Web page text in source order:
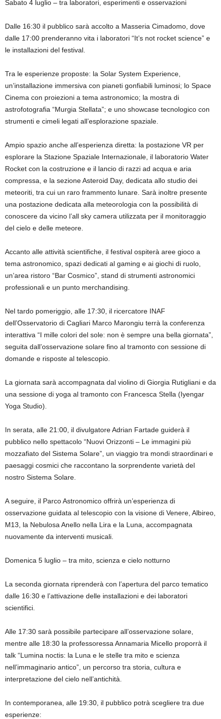
Sabato 4 luglio – tra laboratori, esperimenti e osservazioni
Dalle 16:30 il pubblico sarà accolto a Masseria Cimadomo, dove
dalle 17:00 prenderanno vita i laboratori “It’s not rocket science” e
le installazioni del festival.
Tra le esperienze proposte: la Solar System Experience,
un’installazione immersiva con pianeti gonfiabili luminosi; lo Space
Cinema con proiezioni a tema astronomico; la mostra di
astrofotografia “Murgia Stellata”; e uno showcase tecnologico con
strumenti e cimeli legati all’esplorazione spaziale.
Ampio spazio anche all’esperienza diretta: la postazione VR per
esplorare la Stazione Spaziale Internazionale, il laboratorio Water
Rocket con la costruzione e il lancio di razzi ad acqua e aria
compressa, e la sezione Asteroid Day, dedicata allo studio dei
meteoriti, tra cui un raro frammento lunare. Sarà inoltre presente
una postazione dedicata alla meteorologia con la possibilità di
conoscere da vicino l’all sky camera utilizzata per il monitoraggio
del cielo e delle meteore.
Accanto alle attività scientifiche, il festival ospiterà aree gioco a
tema astronomico, spazi dedicati al gaming e ai giochi di ruolo,
un’area ristoro “Bar Cosmico”, stand di strumenti astronomici
professionali e un punto merchandising.
Nel tardo pomeriggio, alle 17:30, il ricercatore INAF
dell’Osservatorio di Cagliari Marco Marongiu terrà la conferenza
interattiva “I mille colori del sole: non è sempre una bella giornata”,
seguita dall’osservazione solare fino al tramonto con sessione di
domande e risposte al telescopio.
La giornata sarà accompagnata dal violino di Giorgia Rutigliani e da
una sessione di yoga al tramonto con Francesca Stella (Iyengar
Yoga Studio).
In serata, alle 21:00, il divulgatore Adrian Fartade guiderà il
pubblico nello spettacolo “Nuovi Orizzonti – Le immagini più
mozzafiato del Sistema Solare”, un viaggio tra mondi straordinari e
paesaggi cosmici che raccontano la sorprendente varietà del
nostro Sistema Solare.
A seguire, il Parco Astronomico offrirà un’esperienza di
osservazione guidata al telescopio con la visione di Venere, Albireo,
M13, la Nebulosa Anello nella Lira e la Luna, accompagnata
nuovamente da interventi musicali.
Domenica 5 luglio – tra mito, scienza e cielo notturno
La seconda giornata riprenderà con l’apertura del parco tematico
dalle 16:30 e l’attivazione delle installazioni e dei laboratori
scientifici.
Alle 17:30 sarà possibile partecipare all’osservazione solare,
mentre alle 18:30 la professoressa Annamaria Micello proporrà il
talk “Lumina noctis: la Luna e le stelle tra mito e scienza
nell’immaginario antico”, un percorso tra storia, cultura e
interpretazione del cielo nell’antichità.
In contemporanea, alle 19:30, il pubblico potrà scegliere tra due
esperienze: